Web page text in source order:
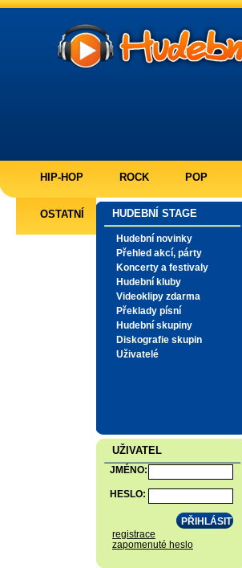
HIP-HOP ROCK POP
OSTATNÍ HUDEBNÍ STAGE
Hudební novinky
Přehled akcí, párty
Koncerty a festivaly
Hudební kluby
Videoklipy zdarma
Překlady písní
Hudební skupiny
Diskografie skupin
Uživatelé
UŽIVATEL
JMÉNO:
HESLO:
registrace
zapomenuté heslo